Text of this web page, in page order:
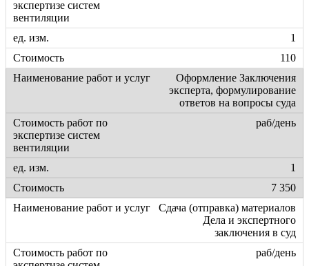
1
110
Оформление Заключения
эксперта, формулирование
ответов на вопросы суда
раб/день
1
7 350
Сдача (отправка) материалов
Дела и экспертного
заключения в суд
раб/день